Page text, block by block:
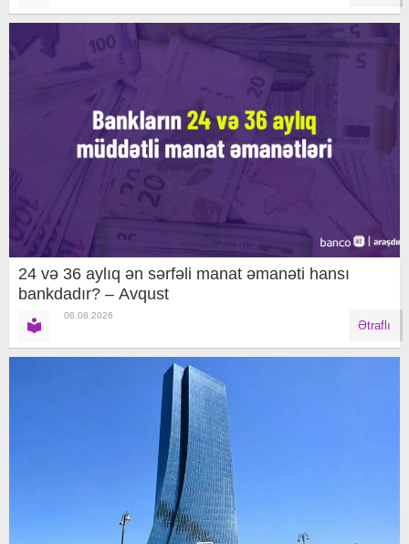
24 və 36 aylıq ən sərfəli manat əmanəti hansı
bankdadır? – Avqust
06.08.2026
Ətraflı